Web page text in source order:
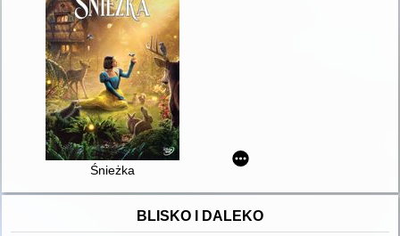
Śnieżka
BLISKO I DALEKO